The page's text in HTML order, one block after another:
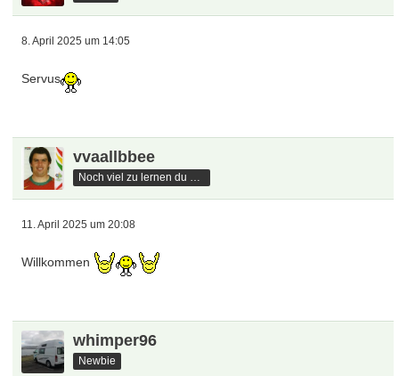
8. April 2025 um 14:05
Servus
vvaallbbee
11. April 2025 um 20:08
Willkommen
whimper96
Newbie